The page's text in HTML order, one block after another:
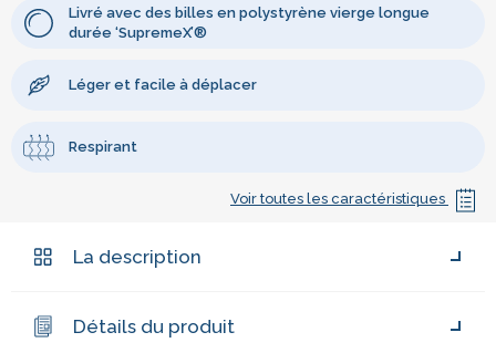
Livré avec des billes en polystyrène vierge longue
durée ‘SupremeX’®
Léger et facile à déplacer
Respirant
Voir toutes les caractéristiques
La description
Détails du produit